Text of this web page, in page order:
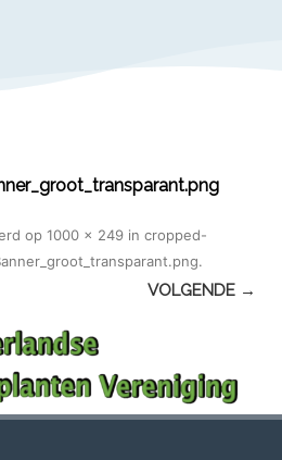
op 1000 × 249 in cropped-
.
VOLGENDE →